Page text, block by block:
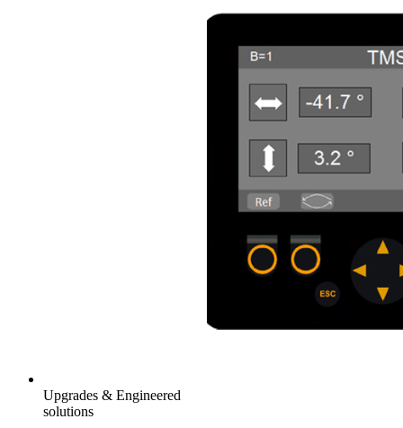
Upgrades & Engineered
solutions